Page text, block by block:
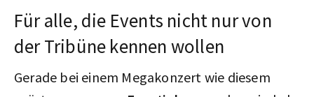
Für alle, die Events nicht nur von
der Tribüne kennen wollen
Gerade bei einem Megakonzert wie diesem